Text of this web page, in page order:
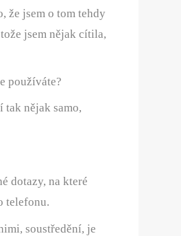
že jsem o tom tehdy
jsem nějak cítila,
používáte?
tak nějak samo,
dotazy, na které
telefonu.
soustředění, je